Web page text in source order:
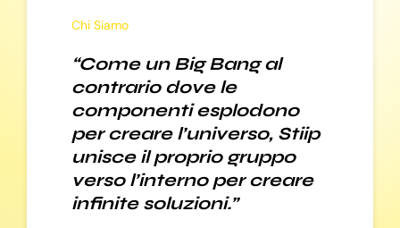
Chi Siamo
“Come un Big Bang al
contrario dove le
componenti esplodono
per creare l’universo, Stiip
unisce il proprio gruppo
verso l’interno per creare
infinite soluzioni.”